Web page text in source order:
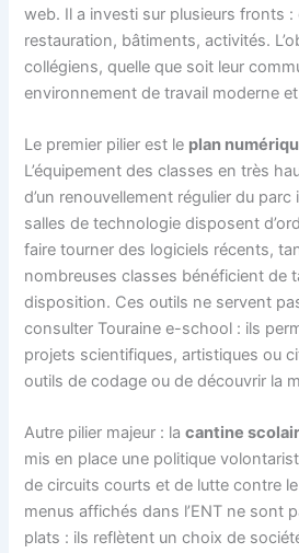
web. Il a investi sur plusieurs fronts
restauration, bâtiments, activités.
collégiens, quelle que soit leur
environnement de travail moderne
Le premier pilier est le plan
L’équipement des classes en très
d’un renouvellement régulier du
salles de technologie disposent
faire tourner des logiciels récents,
nombreuses classes bénéficient de
disposition. Ces outils ne servent
consulter Touraine e-school : ils
projets scientifiques, artistiques ou
outils de codage ou de découvrir la
Autre pilier majeur : lacantine
mis en place une politique
de circuits courts et de lutte contre
menus affichés dans l’ENT ne sont
plats : ils reflètent un choix de